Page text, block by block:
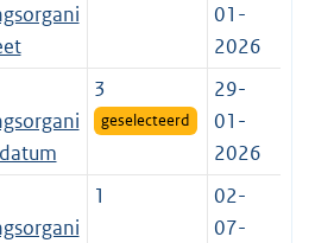
01-
2026
3
geselecteerd
29-
01-
2026
1
02-
07-